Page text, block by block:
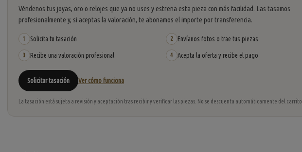
Véndenos tus joyas, oro o relojes que ya no uses y estrena esta pieza con más facilidad. Las tasamos
profesionalmente y, si aceptas la valoración, te abonamos el importe por transferencia.
1 Solicita tu tasación 2 Envíanos fotos o trae tus piezas
3 Recibe una valoración profesional 4 Acepta la oferta y recibe el pago
Solicitar tasación Ver cómo funciona
La tasación está sujeta a revisión y aceptación tras recibir y verificar las piezas. No se descuenta automáticamente del carrito.